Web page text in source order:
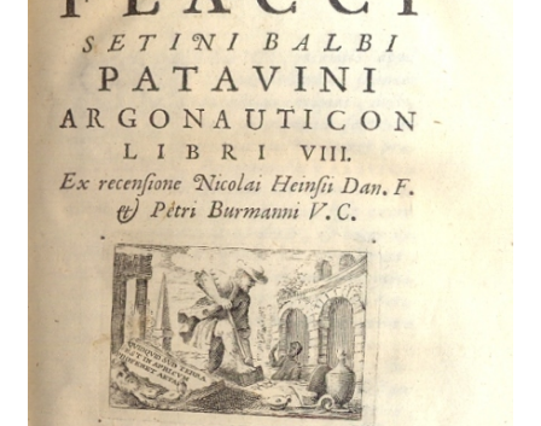
Cassa
Privacy Policy